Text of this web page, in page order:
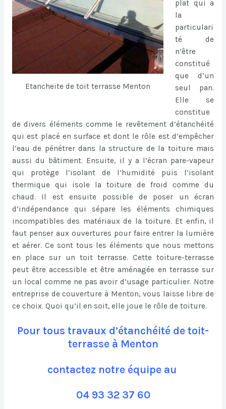
Etancheite de toit terrasse Menton
plat qui a
la
particulari
té de
n’être
constitué
que d’un
seul pan.
Elle se
constitue
de divers éléments comme le revêtement d’étanchéité
qui est placé en surface et dont le rôle est d’empêcher
l’eau de pénétrer dans la structure de la toiture mais
aussi du bâtiment. Ensuite, il y a l’écran pare-vapeur
qui protège l’isolant de l’humidité puis l’isolant
thermique qui isole la toiture de froid comme du
chaud. Il est ensuite possible de poser un écran
d’indépendance qui sépare les éléments chimiques
incompatibles des matériaux de la toiture. Et enfin, il
faut penser aux ouvertures pour faire entrer la lumière
et aérer. Ce sont tous les éléments que nous mettons
en place sur un toit terrasse. Cette toiture-terrasse
peut être accessible et être aménagée en terrasse sur
un local comme ne pas avoir d’usage particulier. Notre
entreprise de couverture à Menton, vous laisse libre de
ce choix. Quoi qu’il en soit, elle joue le rôle de toiture.
Pour tous travaux d’étanchéité de toit-
terrasse à Menton
contactez notre équipe au
04 93 32 37 60